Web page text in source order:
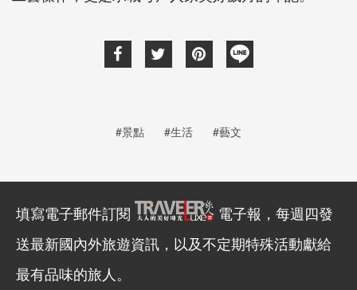
#景點 #生活 #藝文
填寫電子郵件訂閱
電子報，每週四發
送最新國內外旅遊資訊，以及不定期特殊活動獻給
最有品味的旅人。